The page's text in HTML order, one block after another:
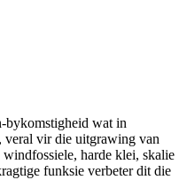
bykomstigheid wat in
veral vir die uitgrawing van
harde klei, skalie
funksie verbeter dit die